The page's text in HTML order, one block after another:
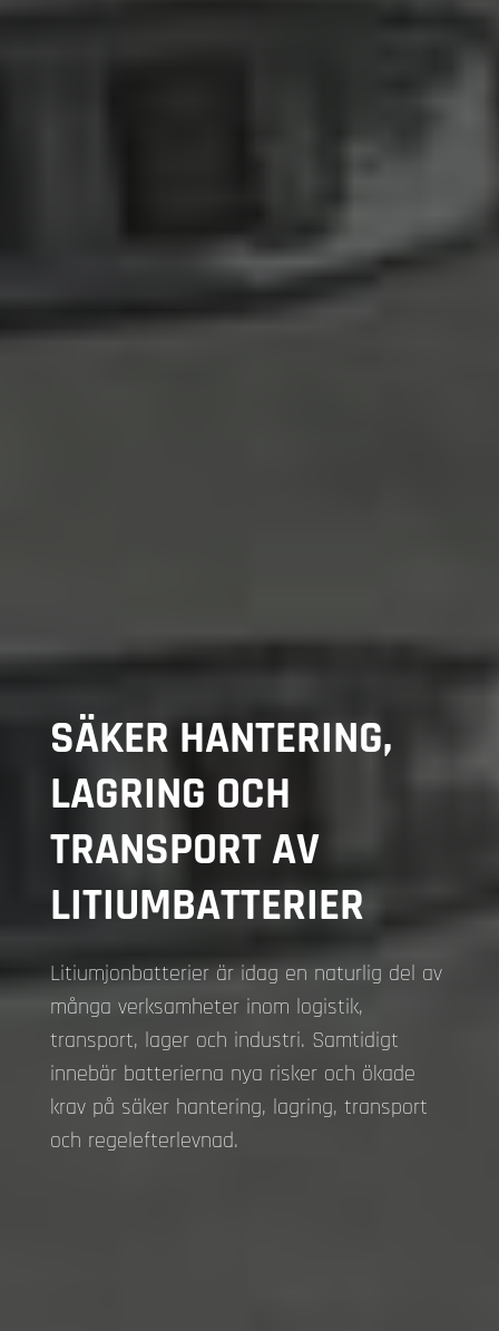
SÄKER HANTERING,
LAGRING OCH
TRANSPORT AV
LITIUMBATTERIER
Litiumjonbatterier är idag en naturlig del av
många verksamheter inom logistik,
transport, lager och industri. Samtidigt
innebär batterierna nya risker och ökade
krav på säker hantering, lagring, transport
och regelefterlevnad.